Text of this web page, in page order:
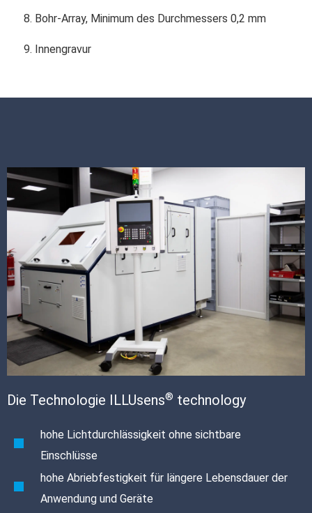
Bohr-Array, Minimum des Durchmessers 0,2 mm
Innengravur
Die Technologie ILLUsens® technology
hohe Lichtdurchlässigkeit ohne sichtbare
Einschlüsse
hohe Abriebfestigkeit für längere Lebensdauer der
Anwendung und Geräte